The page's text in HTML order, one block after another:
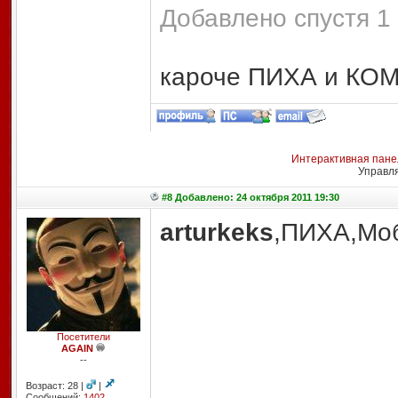
Добавлено спустя
кароче ПИХА и
Интерактивная
#8 Добавлено: 24 октября 2011 19:30
Посетители
AGAIN
--
Возраст: 28 |
|
arturkeks